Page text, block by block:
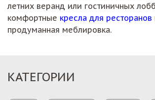
летних веранд или гостиничных
комфортные кресла для ресторанов
продуманная меблировка.
КАТЕГОРИИ